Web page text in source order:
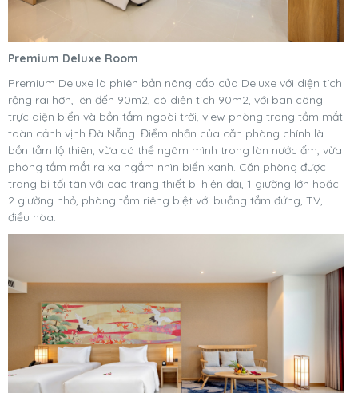
Premium Deluxe Room
Premium Deluxe là phiên bản nâng cấp của Deluxe với diện tích
rộng rãi hơn, lên đến 90m2, có diện tích 90m2, với ban công
trực diện biển và bồn tắm ngoài trời, view phòng trong tầm mắt
toàn cảnh vịnh Đà Nẵng. Điểm nhấn của căn phòng chính là
bồn tắm lộ thiên, vừa có thể ngâm mình trong làn nước ấm, vừa
phóng tầm mắt ra xa ngắm nhìn biển xanh. Căn phòng được
trang bị tối tân với các trang thiết bị hiện đại, 1 giường lớn hoặc
2 giường nhỏ, phòng tắm riêng biệt với buồng tắm đứng, TV,
điều hòa.